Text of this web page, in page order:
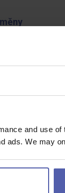
and use
ads. We may
Králové a